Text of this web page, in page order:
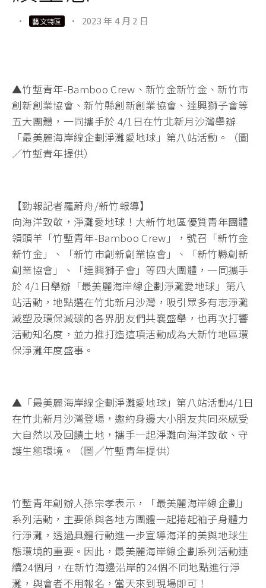
· 藝文特區 · 2023 年 4 月 2 日
▲竹塹青年-Bamboo Crew、新竹金新竹金、新竹市
創新創業協會、新竹縣創新創業協會、達興獅子會等
五大團體，一同攜手於 4/1日在竹北新月沙灣舉辦
「最美麗海岸線企劃淨灘愛地球」第八站活動。（圖
／竹塹青年提供）
【勁報記者羅蔚舟/新竹報導】
向海洋致敬，淨灘愛地球！大新竹地區優質青年團體
領頭羊「竹塹青年-Bamboo Crew」，號召「新竹金
新竹金」、「新竹市創新創業協會」、「新竹縣創新
創業協會」、「達興獅子會」等四大團體，一同攜手
於 4/1日舉辦「最美麗海岸線企劃淨灘愛地球」第八
站活動，地點選在竹北新月沙灣，吸引眾多有志淨灘
減塑及環保減碳的各界朋友們共襄盛舉，也再次打響
活動知名度，並力推打造這項活動成為大新竹地區環
保淨灘年度盛事。
▲「最美麗海岸線企劃淨灘愛地球」第八站活動4/1日
在竹北新月沙灣登場，邀約身邊大小朋友共同來感受
大自然以及回饋土地，攜手一起淨灘向海洋致敬、守
護生態環境。（圖／竹塹青年提供）
竹塹青年創辦人孫宗孝表示，「最美麗海岸線企劃」
系列活動，主要係與各地方團體一起捲起袖子身體力
行淨灘，透過具體行動進一步宣導海洋的美與地球生
態環境的重要。因此，最美麗海岸線企劃系列活動連
續24個月，在新竹海邊沿岸的24個不同地點進行淨
灘，與會者不用報名，當天來到現場即可！